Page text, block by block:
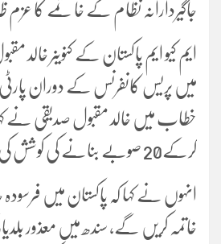
جاگیردارانہ نظام کے خاتمے کا عزم
ایم کیو ایم پاکستان کے کنوینر خالد
میں پریس کانفرنس کے دوران پارٹی
خطاب میں خالد مقبول صدیقی نے
کرکے20 صوبے بنانے کی کوشش کی جائے۔
انہوں نے کہا کہ پاکستان میں فرسودہ
خاتمہ کریں گے، سندھ میں معذور